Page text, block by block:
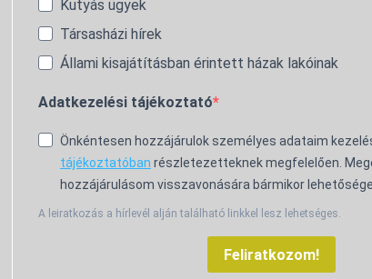
Kutyás ügyek
Társasházi hírek
Állami kisajátításban érintett házak lakóinak
Adatkezelési tájékoztató
Önkéntesen hozzájárulok személyes adataim
tájékoztatóban részletezetteknek megfelelően.
hozzájárulásom visszavonására bármikor
A leiratkozás a hírlevél alján található linkkel lesz lehetséges.
Feliratkozom!